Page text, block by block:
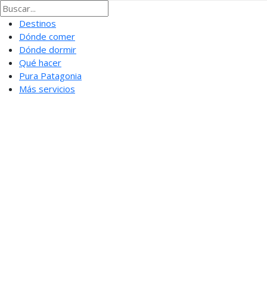
Destinos
Dónde comer
Dónde dormir
Qué hacer
Pura Patagonia
Más servicios